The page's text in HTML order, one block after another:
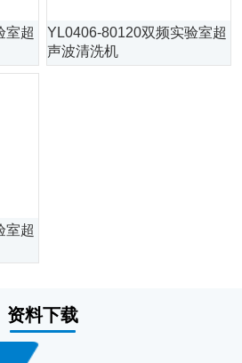
室超
YL0406-80120双频实验室超
声波清洗机
室超
资料下载